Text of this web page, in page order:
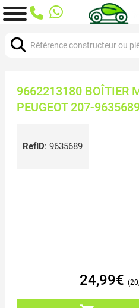
9662213180 BOÎTIER
PEUGEOT 207-
RefID: 9635689
24,99€